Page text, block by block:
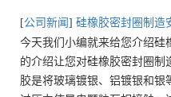
[公司新闻 ] 硅橡胶密封圈制造
今天我们小编就来给您介绍硅
的介绍让您对硅橡胶密封圈制
胶是将玻璃镀银、铝镀银和银